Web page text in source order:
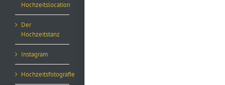
Hochzeitslocation
Der
Hochzeitstanz
Instagram
Hochzeitsfotografie